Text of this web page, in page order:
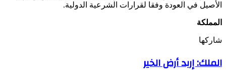
الأصيل في العودة وفقا لقرارات الشرعية الدولية.
المملكة
شاركها
الملك:
إربد
الملك: إربد أرض الخير